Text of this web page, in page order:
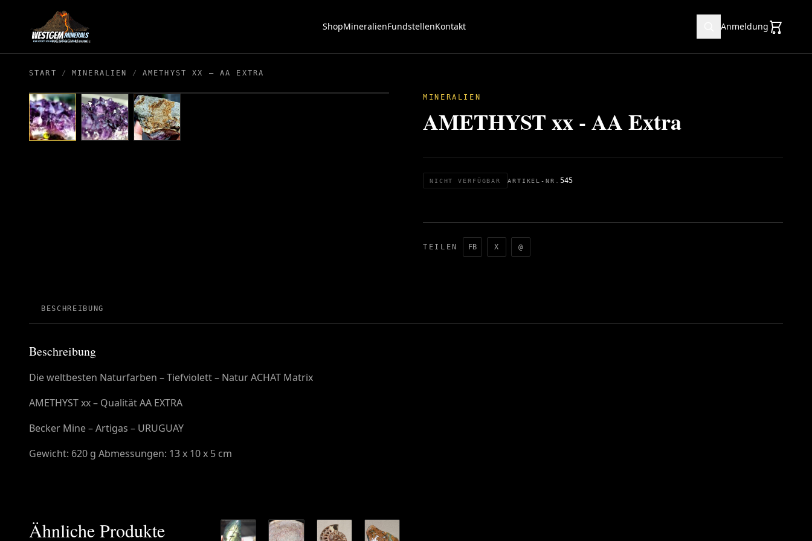
ShopMineralienFundstellenKontakt Anmeldung
START / MINERALIEN / AMETHYST XX – AA EXTRA
MINERALIEN
AMETHYST xx - AA Extra
NICHT VERFÜGBAR ARTIKEL-NR. 545
TEILEN FB X @
BESCHREIBUNG
Beschreibung
Die weltbesten Naturfarben – Tiefviolett – Natur ACHAT Matrix
AMETHYST xx – Qualität AA EXTRA
Becker Mine – Artigas – URUGUAY
Gewicht: 620 g Abmessungen: 13 x 10 x 5 cm
Ähnliche Produkte